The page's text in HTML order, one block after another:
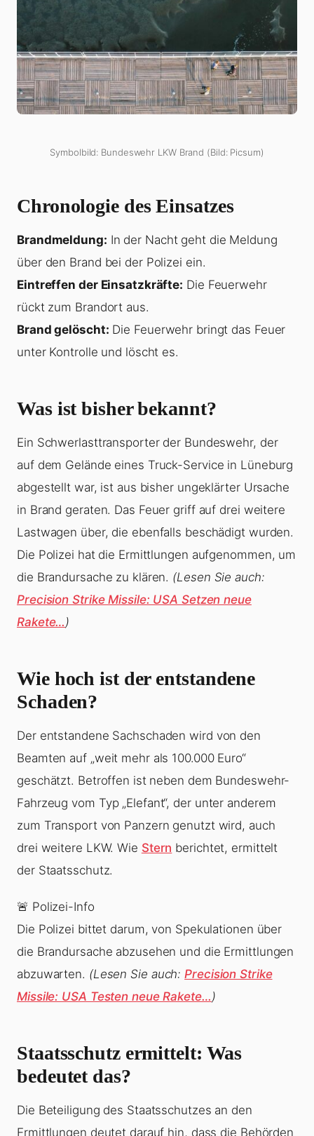
Symbolbild: Bundeswehr LKW Brand (Bild: Picsum)
Chronologie des Einsatzes
Brandmeldung: In der Nacht geht die Meldung
über den Brand bei der Polizei ein.
Eintreffen der Einsatzkräfte: Die Feuerwehr
rückt zum Brandort aus.
Brand gelöscht: Die Feuerwehr bringt das Feuer
unter Kontrolle und löscht es.
Was ist bisher bekannt?
Ein Schwerlasttransporter der Bundeswehr, der
auf dem Gelände eines Truck-Service in Lüneburg
abgestellt war, ist aus bisher ungeklärter Ursache
in Brand geraten. Das Feuer griff auf drei weitere
Lastwagen über, die ebenfalls beschädigt wurden.
Die Polizei hat die Ermittlungen aufgenommen, um
die Brandursache zu klären. (Lesen Sie auch:
Precision Strike Missile: USA Setzen neue
Rakete… )
Wie hoch ist der entstandene
Schaden?
Der entstandene Sachschaden wird von den
Beamten auf „weit mehr als 100.000 Euro“
geschätzt. Betroffen ist neben dem Bundeswehr-
Fahrzeug vom Typ „Elefant“, der unter anderem
zum Transport von Panzern genutzt wird, auch
drei weitere LKW. Wie Stern berichtet, ermittelt
der Staatsschutz.
🚨 Polizei-Info
Die Polizei bittet darum, von Spekulationen über
die Brandursache abzusehen und die Ermittlungen
abzuwarten. (Lesen Sie auch:Precision Strike
Missile: USA Testen neue Rakete… )
Staatsschutz ermittelt: Was
bedeutet das?
Die Beteiligung des Staatsschutzes an den
Ermittlungen deutet darauf hin, dass die Behörden